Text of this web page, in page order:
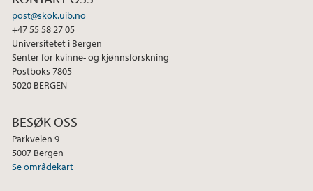
post@skok.uib.no
+47 55 58 27 05
Universitetet i Bergen
Senter for kvinne- og kjønnsforskning
Postboks 7805
5020 BERGEN
BESØK OSS
Parkveien 9
5007 Bergen
Se områdekart